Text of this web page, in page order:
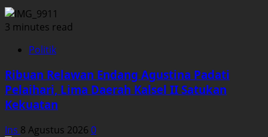
3 minutes read
Politik
Ribuan Relawan Endang Agustina Padati
Pelaihari, Lima Daerah Kalsel II Satukan
Kekuatan
Ins 8 Agustus 2026 0